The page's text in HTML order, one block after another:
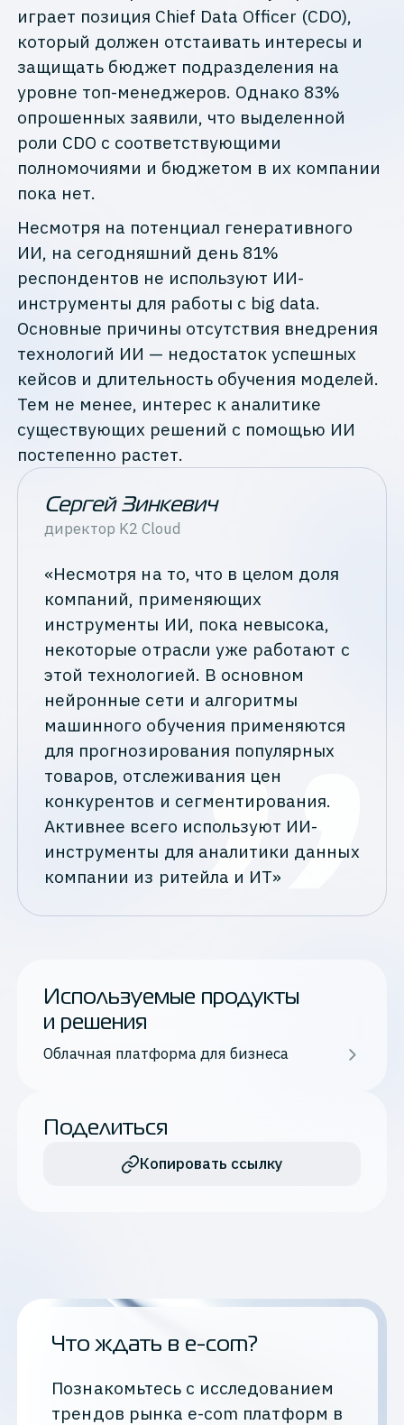
Поделиться
Копировать ссылку
играет позиция Chief Data Officer (CDO),
который должен отстаивать интересы и
защищать бюджет подразделения на
уровне топ-менеджеров. Однако 83%
опрошенных заявили, что выделенной
роли CDO с соответствующими
полномочиями и бюджетом в их компании
пока нет.
Несмотря на потенциал генеративного
ИИ, на сегодняшний день 81%
респондентов не используют ИИ-
инструменты для работы с big data.
Основные причины отсутствия внедрения
технологий ИИ — недостаток успешных
кейсов и длительность обучения моделей.
Тем не менее, интерес к аналитике
существующих решений с помощью ИИ
постепенно растет.
Сергей Зинкевич
директор K2 Cloud
«Несмотря на то, что в целом доля
компаний, применяющих
инструменты ИИ, пока невысока,
некоторые отрасли уже работают с
этой технологией. В основном
нейронные сети и алгоритмы
машинного обучения применяются
для прогнозирования популярных
товаров, отслеживания цен
конкурентов и сегментирования.
Активнее всего используют ИИ-
инструменты для аналитики данных
компании из ритейла и ИТ»
Используемые продукты
и решения
Облачная платформа для бизнеса
Что ждать в e-com?
Познакомьтесь с исследованием
трендов рынка e-com платформ в